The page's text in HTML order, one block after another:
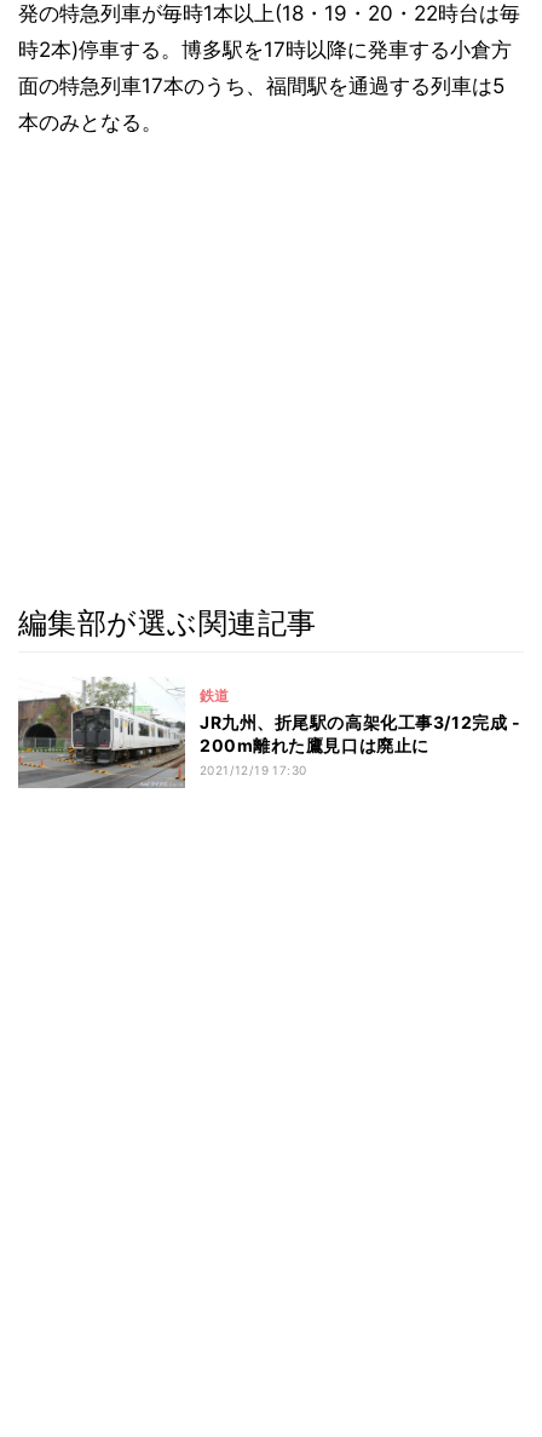
発の特急列車が毎時1本以上(18・19・20・22時台は毎
時2本)停車する。博多駅を17時以降に発車する小倉方
面の特急列車17本のうち、福間駅を通過する列車は5
本のみとなる。
編集部が選ぶ関連記事
鉄道
JR九州、折尾駅の高架化工事3/12完成 -
200m離れた鷹見口は廃止に
2021/12/19 17:30